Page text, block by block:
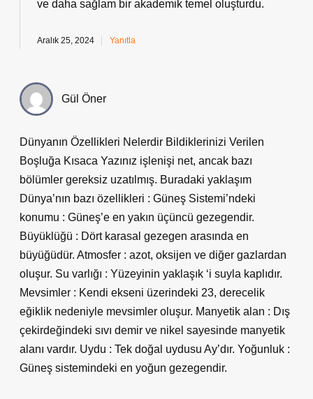
ve daha sağlam bir akademik temel oluşturdu.
Aralık 25, 2024 Yanıtla
Gül Öner
Dünyanın Özellikleri Nelerdir Bildiklerinizi Verilen
Boşluğa Kısaca Yazınız işlenişi net, ancak bazı
bölümler gereksiz uzatılmış. Buradaki yaklaşım
Dünya’nın bazı özellikleri : Güneş Sistemi’ndeki
konumu : Güneş’e en yakın üçüncü gezegendir.
Büyüklüğü : Dört karasal gezegen arasında en
büyüğüdür. Atmosfer : azot, oksijen ve diğer gazlardan
oluşur. Su varlığı : Yüzeyinin yaklaşık ‘i suyla kaplıdır.
Mevsimler : Kendi ekseni üzerindeki 23, derecelik
eğiklik nedeniyle mevsimler oluşur. Manyetik alan : Dış
çekirdeğindeki sıvı demir ve nikel sayesinde manyetik
alanı vardır. Uydu : Tek doğal uydusu Ay’dır. Yoğunluk :
Güneş sistemindeki en yoğun gezegendir.